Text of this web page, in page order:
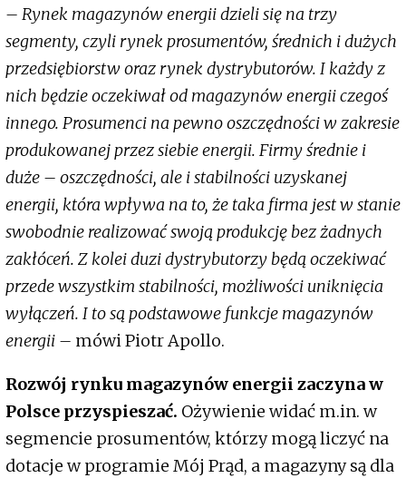
– Rynek magazynów energii dzieli się na trzy
segmenty, czyli rynek prosumentów, średnich i dużych
przedsiębiorstw oraz rynek dystrybutorów. I każdy z
nich będzie oczekiwał od magazynów energii czegoś
innego. Prosumenci na pewno oszczędności w zakresie
produkowanej przez siebie energii. Firmy średnie i
duże – oszczędności, ale i stabilności uzyskanej
energii, która wpływa na to, że taka firma jest w stanie
swobodnie realizować swoją produkcję bez żadnych
zakłóceń. Z kolei duzi dystrybutorzy będą oczekiwać
przede wszystkim stabilności, możliwości uniknięcia
wyłączeń. I to są podstawowe funkcje magazynów
energii – mówi Piotr Apollo.
Rozwój rynku magazynów energii zaczyna w
Polsce przyspieszać. Ożywienie widać m.in. w
segmencie prosumentów, którzy mogą liczyć na
dotacje w programie Mój Prąd, a magazyny są dla